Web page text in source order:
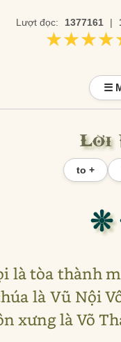
Lượt đọc: 1377161 |
☰
Lời
to +
❊
là tòa thành
là Vũ Nội
xưng là Võ